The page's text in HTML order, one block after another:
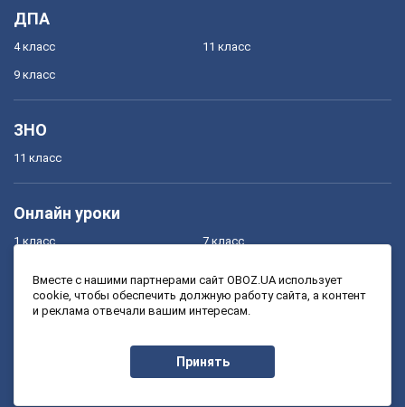
ДПА
4 класс
9 класс
11 класс
ЗНО
11 класс
Онлайн уроки
1 класс
3 класс
7 класс
9 класс
Вместе с нашими партнерами сайт OBOZ.UA использует
cookie, чтобы обеспечить должную работу сайта, а контент
и реклама отвечали вашим интересам.
Принять